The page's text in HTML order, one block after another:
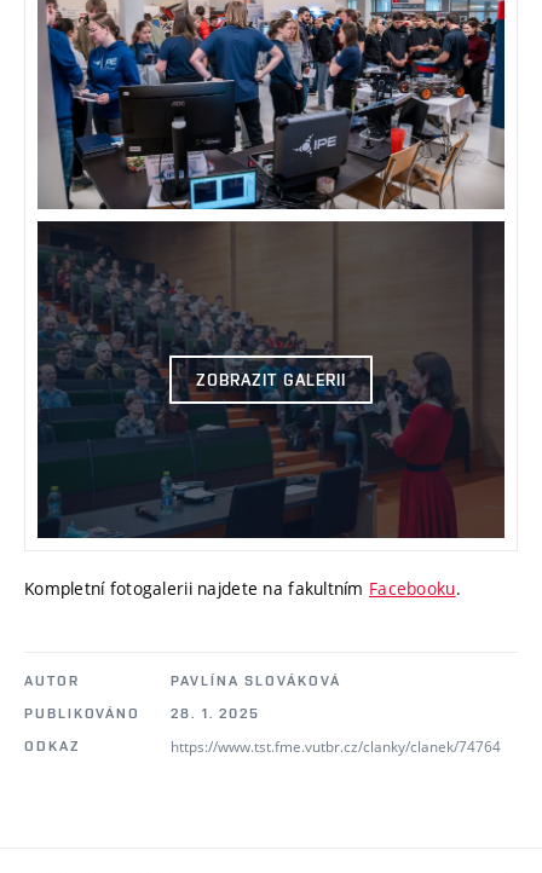
ZOBRAZIT GALERII
Kompletní fotogalerii najdete na fakultním Facebooku.
AUTOR
PAVLÍNA SLOVÁKOVÁ
PUBLIKOVÁNO
28. 1. 2025
ODKAZ
https://www.tst.fme.vutbr.cz/clanky/clanek/74764